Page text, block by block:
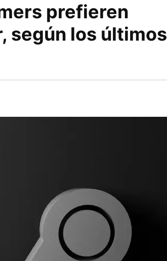
prefieren
según los últimos